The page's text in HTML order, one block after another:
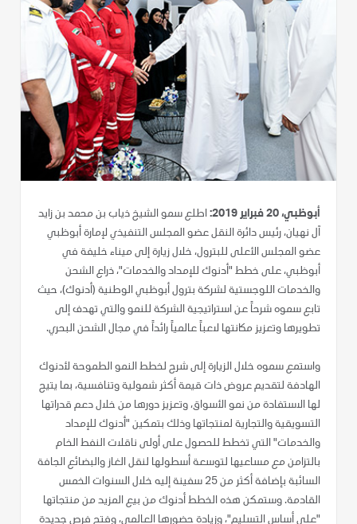
أبوظبي، 20 فبراير 2019:
اطلع سمو الشيخ ذياب بن محمد بن زايد
آل نهيان، رئيس دائرة النقل عضو المجلس التنفيذي لإمارة أبوظبي
عضو المجلس الأعلى للبترول، خلال زيارة إلى ميناء خليفة في
أبوظبي، على خطط "أدنوك للإمداد والخدمات"، ذراع الشحن
والخدمات اللوجستية لشركة بترول أبوظبي الوطنية (أدنوك)، حيث
تابع سموه شرحاً عن استراتيجية الشركة للنمو والتي تهدف إلى
تطويرها وتعزيز مكانتها لاعباً عالمياً رائداً في مجال الشحن البحري.
واستمع سموه خلال الزيارة إلى شرح لخطط النمو الطموحة لأدنوك
الهادفة لتقديم عروض ذات قيمة أكثر شمولية وتنافسية، بما يتيح
لها الاستفادة من نمو الأسواق، وتعزيز دورها من خلال دعم قدراتها
التسويقية والتجارية لمنتجاتها وذلك بتمكين "أدنوك للإمداد
والخدمات" التي تخطط للحصول على أولى ناقلات النفط الخام
بالتزامن مع مساعيها لتوسعة أسطولها لنقل الغاز والبضائع الجافة
السائبة بإضافة أكثر من 25 سفينة إليه خلال السنوات الخمس
القادمة. وستمكن هذه الخطط أدنوك من بيع المزيد من منتجاتها
"على أساس التسليم"، وزيادة حضورها العالمي، وفتح فرص جديدة